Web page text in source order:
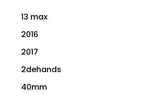
13 max
2016
2017
2dehands
40mm